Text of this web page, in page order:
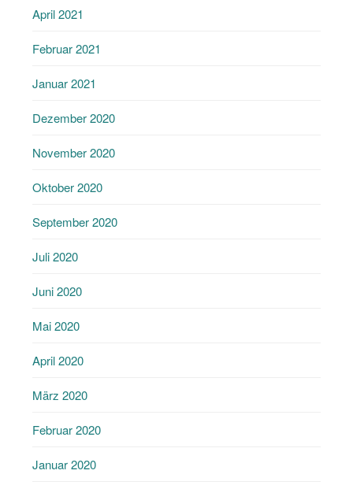
April 2021
Februar 2021
Januar 2021
Dezember 2020
November 2020
Oktober 2020
September 2020
Juli 2020
Juni 2020
Mai 2020
April 2020
März 2020
Februar 2020
Januar 2020